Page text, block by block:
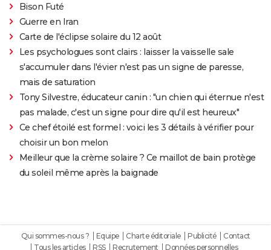
Bison Futé
Guerre en Iran
Carte de l'éclipse solaire du 12 août
Les psychologues sont clairs : laisser la vaisselle sale
s'accumuler dans l'évier n'est pas un signe de paresse,
mais de saturation
Tony Silvestre, éducateur canin : "un chien qui éternue n'est
pas malade, c'est un signe pour dire qu'il est heureux"
Ce chef étoilé est formel : voici les 3 détails à vérifier pour
choisir un bon melon
Meilleur que la crème solaire ? Ce maillot de bain protège
du soleil même après la baignade
Qui sommes-nous ? Equipe Charte éditoriale Publicité
Contact
Tous les articles
RSS Recrutement Données personnelles